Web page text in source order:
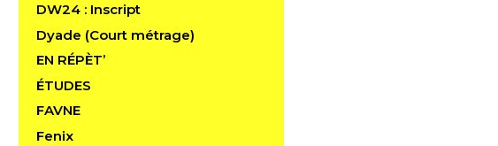
DW24 : Inscript
Dyade (Court métrage)
EN RÉPÈT’
ÉTUDES
FAVNE
Fenix